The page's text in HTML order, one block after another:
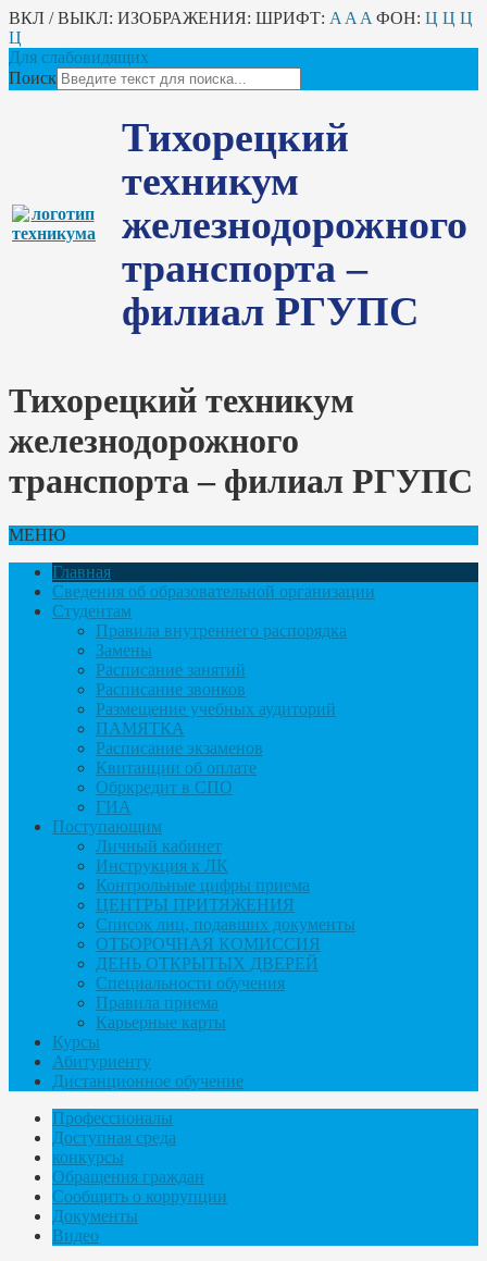
ВКЛ / ВЫКЛ: ИЗОБРАЖЕНИЯ: ШРИФТ: A A A ФОН: Ц Ц Ц
Ц
Для слабовидящих
Поиск
Тихорецкий
техникум
железнодорожного
транспорта –
филиал РГУПС
Тихорецкий техникум
железнодорожного
транспорта – филиал РГУПС
МЕНЮ
Главная
Сведения об образовательной организации
Студентам
Правила внутреннего распорядка
Замены
Расписание занятий
Расписание звонков
Размещение учебных аудиторий
ПАМЯТКА
Расписание экзаменов
Квитанции об оплате
Обркредит в СПО
ГИА
Поступающим
Личный кабинет
Инструкция к ЛК
Контрольные цифры приема
ЦЕНТРЫ ПРИТЯЖЕНИЯ
Список лиц, подавших документы
ОТБОРОЧНАЯ КОМИССИЯ
ДЕНЬ ОТКРЫТЫХ ДВЕРЕЙ
Специальности обучения
Правила приема
Карьерные карты
Курсы
Абитуриенту
Дистанционное обучение
Профессионалы
Доступная среда
конкурсы
Обращения граждан
Сообщить о коррупции
Документы
Видео